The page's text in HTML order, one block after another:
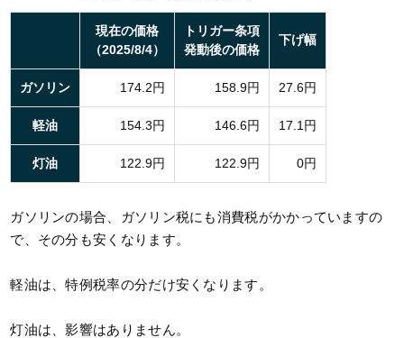
現在の価格
（2025/8/4）
トリガー条項
発動後の価格
下げ幅
ガソリン 174.2円 158.9円 27.6円
軽油 154.3円 146.6円 17.1円
灯油 122.9円 122.9円 0円
ガソリンの場合、ガソリン税にも消費税がかかっていますの
で、その分も安くなります。
軽油は、特例税率の分だけ安くなります。
灯油は、影響はありません。